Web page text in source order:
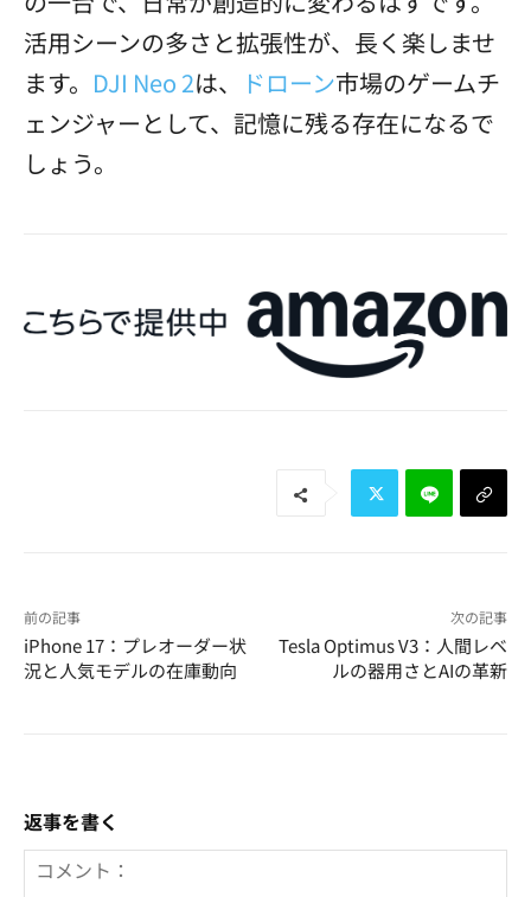
活用シーンの多さと拡張性が、長く楽しませ
ます。 DJI Neo 2は、 ドローン市場のゲームチ
ェンジャーとして、記憶に残る存在になるで
しょう。
前の記事
iPhone 17：プレオーダー状
況と人気モデルの在庫動向
次の記事
Tesla Optimus V3：人間レベ
ルの器用さとAIの革新
返事を書く